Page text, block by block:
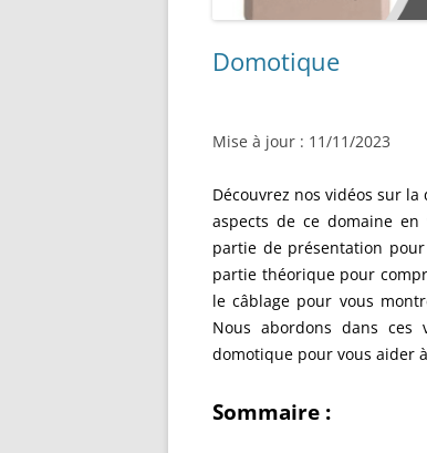
Domotique
Mise à jour : 11/11/2023
Découvrez nos vidéos sur
aspects de ce domaine
partie de présentation
partie théorique pour
le câblage pour vous
Nous abordons dans
domotique pour vous aider
Sommaire :